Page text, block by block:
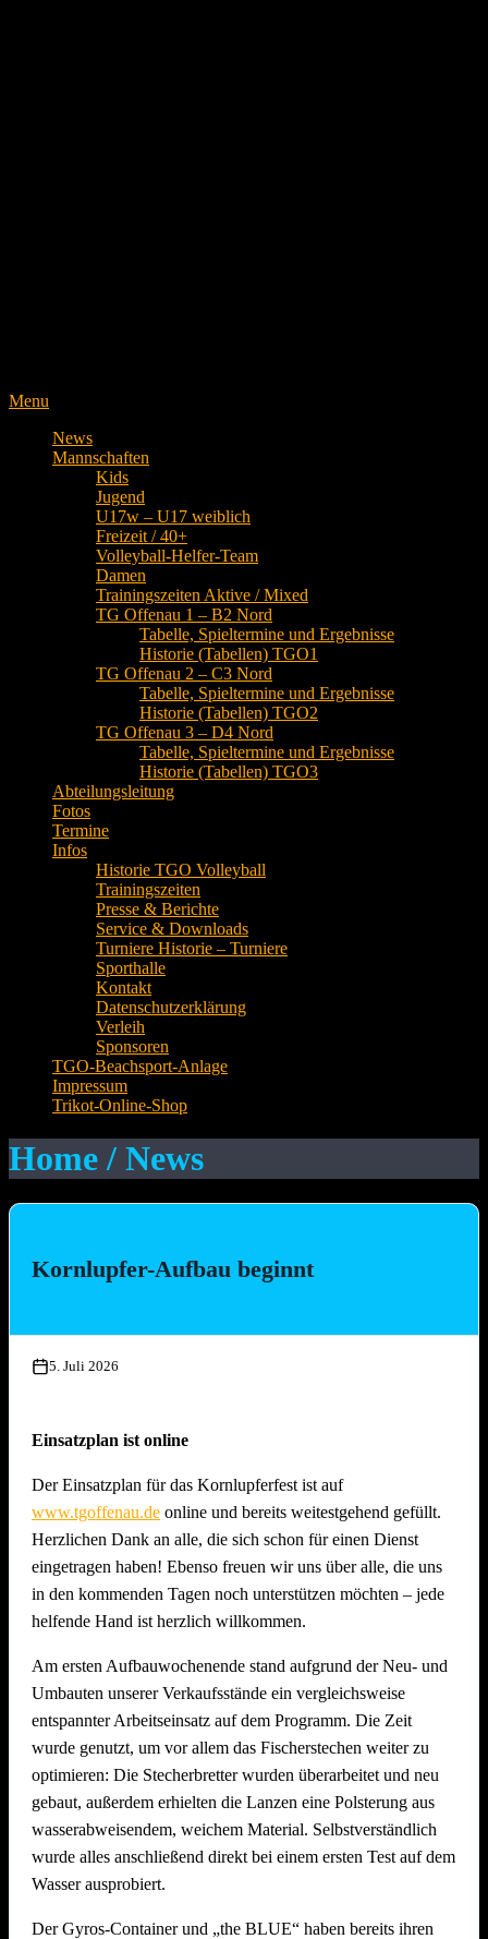
Menu
News
Mannschaften
Kids
Jugend
U17w – U17 weiblich
Freizeit / 40+
Volleyball-Helfer-Team
Damen
Trainingszeiten Aktive / Mixed
TG Offenau 1 – B2 Nord
Tabelle, Spieltermine und Ergebnisse
Historie (Tabellen) TGO1
TG Offenau 2 – C3 Nord
Tabelle, Spieltermine und Ergebnisse
Historie (Tabellen) TGO2
TG Offenau 3 – D4 Nord
Tabelle, Spieltermine und Ergebnisse
Historie (Tabellen) TGO3
Abteilungsleitung
Fotos
Termine
Infos
Historie TGO Volleyball
Trainingszeiten
Presse & Berichte
Service & Downloads
Turniere Historie – Turniere
Sporthalle
Kontakt
Datenschutzerklärung
Verleih
Sponsoren
TGO-Beachsport-Anlage
Impressum
Trikot-Online-Shop
Home / News
Kornlupfer-Aufbau beginnt
5. Juli 2026
Einsatzplan ist online
Der Einsatzplan für das Kornlupferfest ist auf
www.tgoffenau.de online und bereits weitestgehend gefüllt.
Herzlichen Dank an alle, die sich schon für einen Dienst
eingetragen haben! Ebenso freuen wir uns über alle, die uns
in den kommenden Tagen noch unterstützen möchten – jede
helfende Hand ist herzlich willkommen.
Am ersten Aufbauwochenende stand aufgrund der Neu- und
Umbauten unserer Verkaufsstände ein vergleichsweise
entspannter Arbeitseinsatz auf dem Programm. Die Zeit
wurde genutzt, um vor allem das Fischerstechen weiter zu
optimieren: Die Stecherbretter wurden überarbeitet und neu
gebaut, außerdem erhielten die Lanzen eine Polsterung aus
wasserabweisendem, weichem Material. Selbstverständlich
wurde alles anschließend direkt bei einem ersten Test auf dem
Wasser ausprobiert.
Der Gyros-Container und „the BLUE“ haben bereits ihren